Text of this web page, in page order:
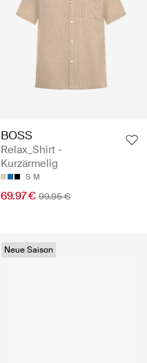
BOSS
Relax_Shirt -
Kurzärmelig
S M
69.97 € 99.95 €
Neue Saison